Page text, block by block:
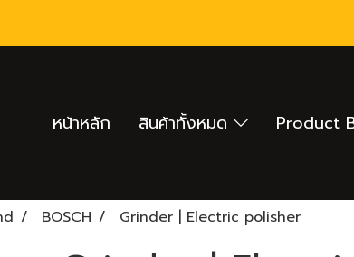
หน้าหลัก สินค้าทั้งหมด Product
BOSCH Grinder | Electric polisher